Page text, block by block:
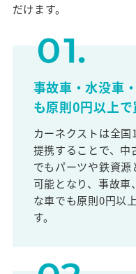
だけます。
事故車・水没車
も原則0円以上で
カーネクストは全
提携することで、
でもパーツや鉄資
可能となり、事故車
な車でも原則0円以
す。